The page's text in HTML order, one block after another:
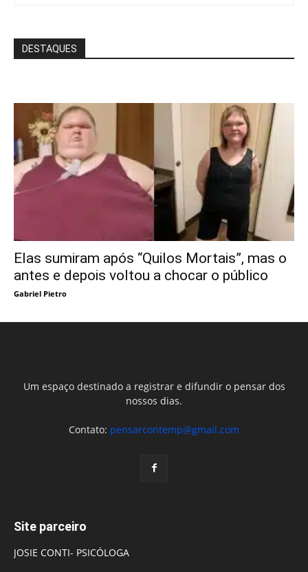
DESTAQUES
Elas sumiram após “Quilos Mortais”, mas o
antes e depois voltou a chocar o público
Gabriel Pietro
Um espaço destinado a registrar e difundir o pensar dos
nossos dias.
Contato: pensarcontemp@gmail.com
Site parceiro
JOSIE CONTI- PSICÓLOGA